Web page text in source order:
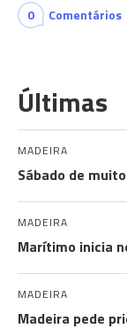
0 Comentários
Últimas
MADEIRA
Sábado de
MADEIRA
Marítimo inicia
MADEIRA
Madeira pede